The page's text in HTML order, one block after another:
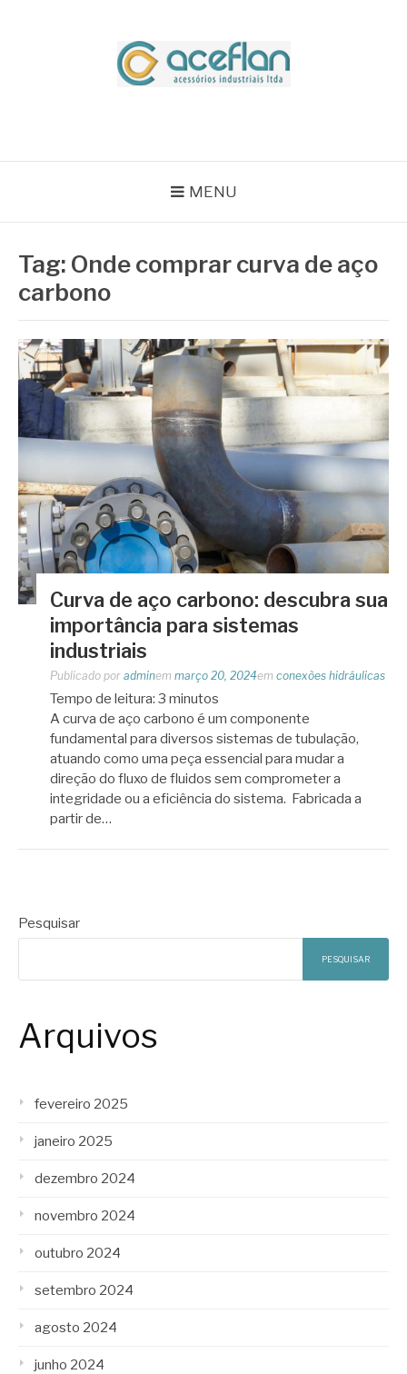
MENU
Tag: Onde comprar curva de aço
carbono
Curva de aço carbono: descubra sua
importância para sistemas
industriais
Publicado por adminem março 20, 2024em conexões hidráulicas
Tempo de leitura: 3 minutos
A curva de aço carbono é um componente
fundamental para diversos sistemas de tubulação,
atuando como uma peça essencial para mudar a
direção do fluxo de fluidos sem comprometer a
integridade ou a eficiência do sistema. Fabricada a
partir de…
Pesquisar
PESQUISAR
Arquivos
fevereiro 2025
janeiro 2025
dezembro 2024
novembro 2024
outubro 2024
setembro 2024
agosto 2024
junho 2024